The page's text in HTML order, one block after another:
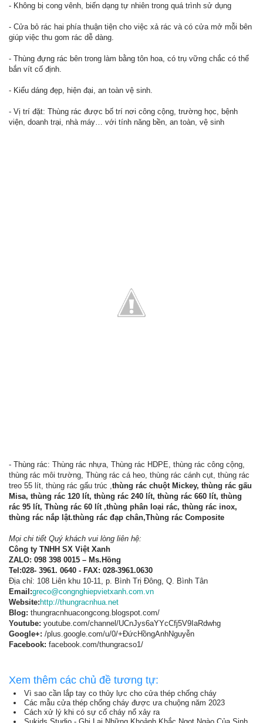
- Không bị cong vênh, biến dạng tự nhiên trong quá trình sử dụng
- Cửa bỏ rác hai phía thuận tiện cho việc xả rác và có cửa mở mỗi bên
giúp việc thu gom rác dễ dàng.
- Thùng đựng rác bên trong làm bằng tôn hoa, có trụ vững chắc có thể
bắn vít cố định.
- Kiểu dáng đẹp, hiện đại, an toàn vệ sinh.
- Vị trí đặt: Thùng rác được bố trí nơi công cộng, trường học, bệnh
viện, doanh trại, nhà máy… với tính năng bền, an toàn, vệ sinh
- Thùng rác: Thùng rác nhựa, Thùng rác HDPE, thùng rác công cộng,
thùng rác môi trường, Thùng rác cá heo, thùng rác cánh cụt, thùng rác
treo 55 lít, thùng rác gấu trúc ,thùng rác chuột Mickey, thùng rác gấu
Misa, thùng rác 120 lít, thùng rác 240 lít, thùng rác 660 lít, thùng
rác 95 lít, Thùng rác 60 lít ,thùng phân loại rác, thùng rác inox,
thùng rác nắp lật.thùng rác đạp chân,Thùng rác Composite
Mọi chi tiết Quý khách vui lòng liên hệ:
Công ty TNHH SX Việt Xanh
ZALO: 098 398 0015 – Ms.Hồng
Tel:028- 3961. 0640 - FAX: 028-3961.0630
Địa chỉ: 108 Liên khu 10-11, p. Bình Trị Đông, Q. Bình Tân
Email:greco@congnghiepvietxanh.com.vn
Website: http://thungracnhua.net
Blog: thungracnhuacongcong.blogspot.com/
Youtube: youtube.com/channel/UCnJys6aYYcCfj5V9IaRdwhg
Google+: /plus.google.com/u/0/+ĐứcHồngAnhNguyễn
Facebook: facebook.com/thungracso1/
Xem thêm các chủ đề tương tự:
Vì sao cần lắp tay co thủy lực cho cửa thép chống cháy
Các mẫu cửa thép chống cháy được ưa chuộng năm 2023
Cách xử lý khi có sự cố cháy nổ xảy ra